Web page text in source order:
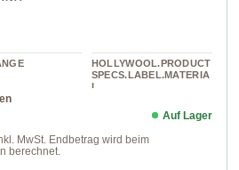
HOLLYWOOL.PRODUCT
SPECS.LABEL.MATERIA
L
Preis:
MwSt. Endbetrag wird beim
berechnet.
Auf Lager